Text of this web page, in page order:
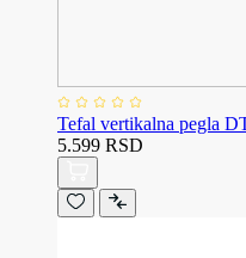
Tefal vertikalna pegla
5.599 RSD